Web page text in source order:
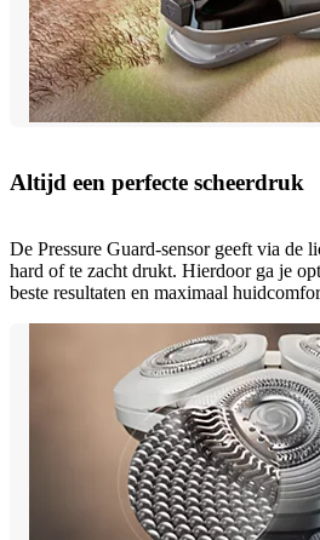
Altijd een perfecte scheerdruk
De Pressure Guard-sensor geeft via de
hard of te zacht drukt. Hierdoor ga je
beste resultaten en maximaal